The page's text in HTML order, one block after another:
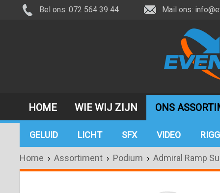
Bel ons: 072 564 39 44 Mail ons:
HOME WIE WIJ ZIJN ONS
GELUID LICHT SFX VIDEO
Home › Assortiment › Podium › Admiral Ramp